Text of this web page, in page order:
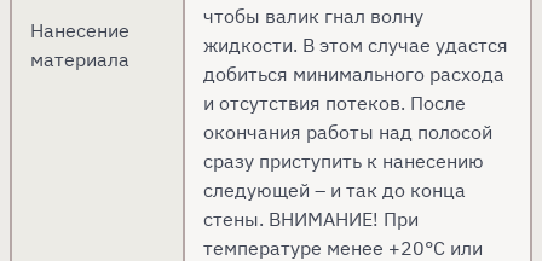
Нанесение
материала
чтобы валик гнал волну
жидкости. В этом случае удастся
добиться минимального расхода
и отсутствия потеков. После
окончания работы над полосой
сразу приступить к нанесению
следующей – и так до конца
стены. ВНИМАНИЕ! При
температуре менее +20°С или